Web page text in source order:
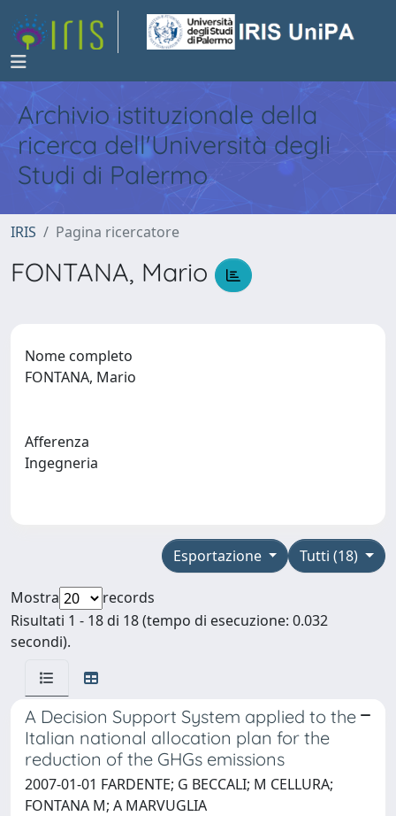
Archivio istituzionale della
ricerca dell'Università degli
Studi di Palermo
IRIS Pagina ricercatore
FONTANA, Mario
Nome completo
FONTANA, Mario
Afferenza
Ingegneria
Tutti (18)
Esportazione
Mostra
records
Risultati 1 - 18 di 18 (tempo di esecuzione: 0.032
secondi).
A Decision Support System applied to the
Italian national allocation plan for the
reduction of the GHGs emissions
2007-01-01 FARDENTE; G BECCALI; M CELLURA;
FONTANA M; A MARVUGLIA